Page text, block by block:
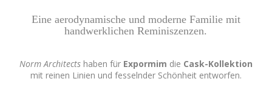
Eine aerodynamische und moderne Familie mit
handwerklichen Reminiszenzen.
Norm Architectshaben für Expormim die Cask-Kollektion
mit reinen Linien und fesselnder Schönheit entworfen.